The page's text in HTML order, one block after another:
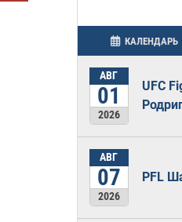
КАЛЕНДАРЬ
АВГ
01
2026
UFC
АВГ
07
2026
PFL